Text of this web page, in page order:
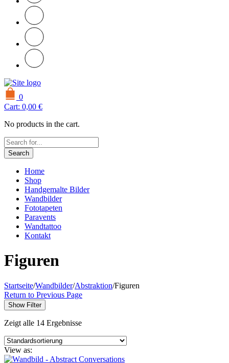
0
Cart: 0,00 €
No products in the cart.
Search
Home
Shop
Handgemalte Bilder
Wandbilder
Fototapeten
Paravents
Wandtattoo
Kontakt
Figuren
Startseite/Wandbilder/Abstraktion/Figuren
Return to Previous Page
Show Filter
Zeigt alle 14 Ergebnisse
View as: